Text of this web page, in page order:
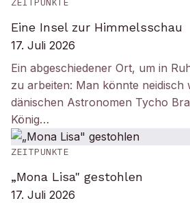
ZEITPUNKTE
Eine Insel zur Himmelsschau
17. Juli 2026
Ein abgeschiedener Ort, um in
zu arbeiten: Man könnte neidisch
dänischen Astronomen Tycho
König…
ZEITPUNKTE
„Mona Lisa" gestohlen
17. Juli 2026